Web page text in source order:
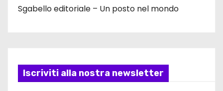
Sgabello editoriale – Un posto nel mondo
Iscriviti alla nostra newsletter